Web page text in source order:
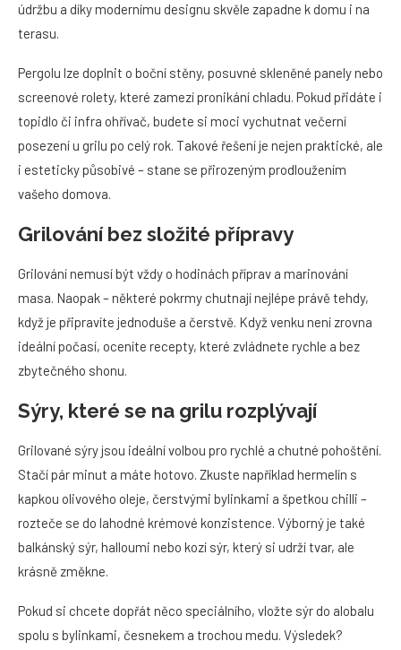
údržbu a díky modernímu designu skvěle zapadne k domu i na
terasu.
Pergolu lze doplnit o boční stěny, posuvné skleněné panely nebo
screenové rolety, které zamezí pronikání chladu. Pokud přidáte i
topidlo či infra ohřívač, budete si moci vychutnat večerní
posezení u grilu po celý rok. Takové řešení je nejen praktické, ale
i esteticky působivé – stane se přirozeným prodloužením
vašeho domova.
Grilování bez složité přípravy
Grilování nemusí být vždy o hodinách příprav a marinování
masa. Naopak – některé pokrmy chutnají nejlépe právě tehdy,
když je připravíte jednoduše a čerstvě. Když venku není zrovna
ideální počasí, oceníte recepty, které zvládnete rychle a bez
zbytečného shonu.
Sýry, které se na grilu rozplývají
Grilované sýry jsou ideální volbou pro rychlé a chutné pohoštění.
Stačí pár minut a máte hotovo. Zkuste například hermelín s
kapkou olivového oleje, čerstvými bylinkami a špetkou chilli –
rozteče se do lahodné krémové konzistence. Výborný je také
balkánský sýr, halloumi nebo kozí sýr, který si udrží tvar, ale
krásně změkne.
Pokud si chcete dopřát něco speciálního, vložte sýr do alobalu
spolu s bylinkami, česnekem a trochou medu. Výsledek?